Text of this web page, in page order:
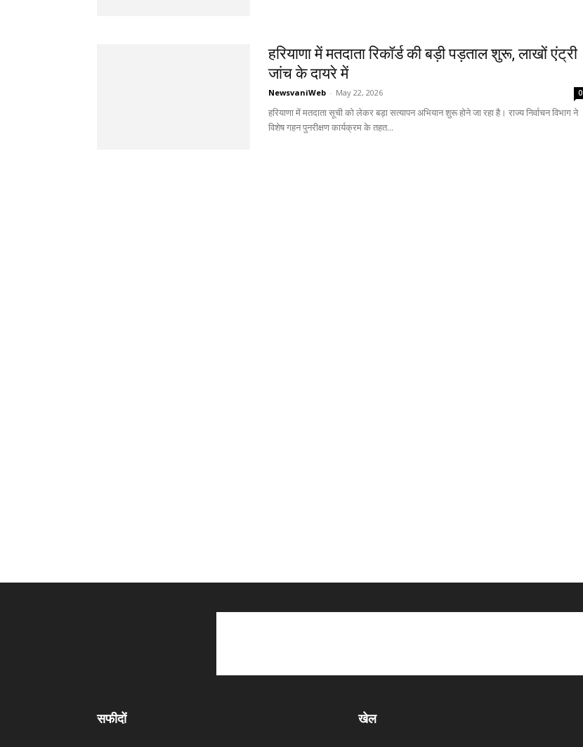
हरियाणा में मतदाता रिकॉर्ड की बड़ी पड़ताल शुरू, लाखों एंट्री
जांच के दायरे में
NewsvaniWeb - May 22, 2026 0
हरियाणा में मतदाता सूची को लेकर बड़ा सत्यापन अभियान शुरू होने जा रहा है। राज्य निर्वाचन विभाग ने
विशेष गहन पुनरीक्षण कार्यक्रम के तहत...
सफीदों खेल